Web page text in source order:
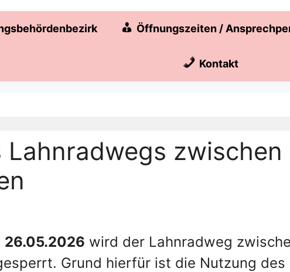
Öffnungszeiten /
Kontakt
zwischen
26.05.2026 wird der Lahnradweg
Grund hierfür ist die Nutzung